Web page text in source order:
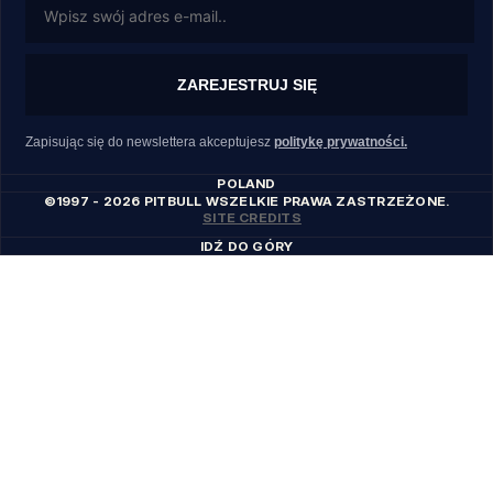
ZAREJESTRUJ SIĘ
Zapisując się do newslettera akceptujesz politykę prywatności.
POLAND
©1997 - 2026 PITBULL WSZELKIE PRAWA ZASTRZEŻONE.
SITE CREDITS
IDŹ DO GÓRY